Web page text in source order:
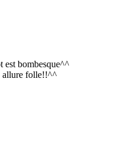
est bombesque^^
allure folle!!^^